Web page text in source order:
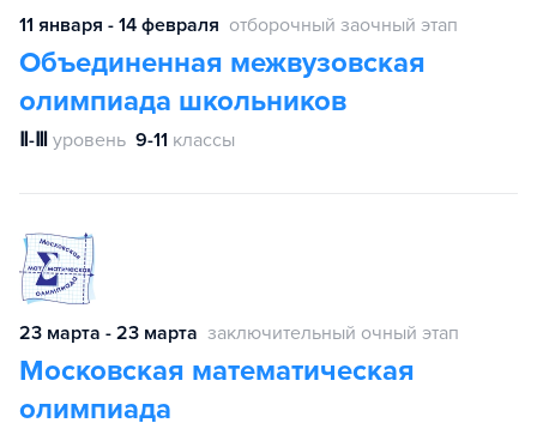
11 января - 14 февраля отборочный заочный этап
Объединенная межвузовская
олимпиада школьников
Ⅱ-Ⅲ уровень 9-11 классы
23 марта - 23 марта заключительный очный этап
Московская математическая
олимпиада